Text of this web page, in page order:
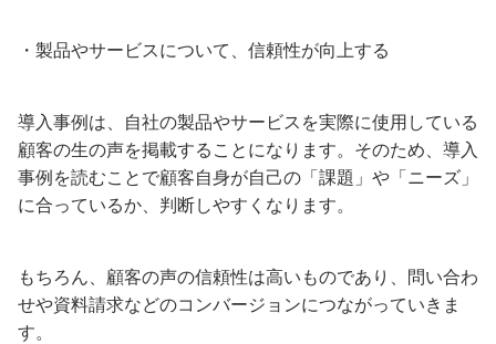
・製品やサービスについて、信頼性が向上する
導入事例は、自社の製品やサービスを実際に使用している
顧客の生の声を掲載することになります。そのため、導入
事例を読むことで顧客自身が自己の「課題」や「ニーズ」
に合っているか、判断しやすくなります。
もちろん、顧客の声の信頼性は高いものであり、問い合わ
せや資料請求などのコンバージョンにつながっていきま
す。